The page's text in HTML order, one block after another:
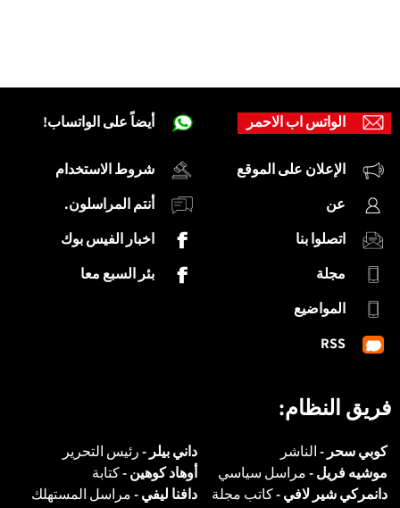
أيضاً على الواتساب!
شروط الاستخدام
أنتم المراسلون.
اخبار الفيس بوك
بئر السبع معا
الواتس اب الاحمر
الإعلان على الموقع
عن
اتصلوا بنا
مجلة
المواضيع
RSS
فريق النظام:
كوبي سحر -الناشر داني بيلر -رئيس التحرير
موشيه فريل -مراسل سياسي أوهاد كوهين -كتابة
دانمركي شير لافي -كاتب مجلة دافنا ليفي -مراسل المستهلك